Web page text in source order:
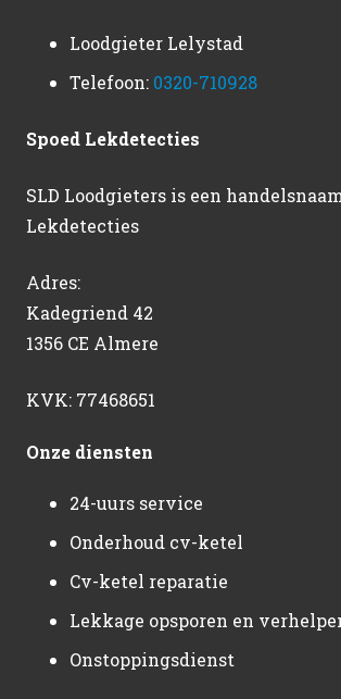
Loodgieter Lelystad
Telefoon: 0320-710928
Spoed Lekdetecties
SLD Loodgieters is een
Lekdetecties
Adres:
Kadegriend 42
1356 CE Almere
KVK: 77468651
Onze diensten
24-uurs service
Onderhoud cv-ketel
Cv-ketel reparatie
Lekkage opsporen en
Onstoppingsdienst